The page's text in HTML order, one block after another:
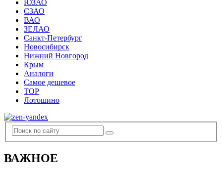
ЮЗАО
СЗАО
ВАО
ЗЕЛАО
Санкт-Петербург
Новосибирск
Нижний Новгород
Крым
Аналоги
Самое дешевое
TOP
Лотошино
ВАЖНОЕ